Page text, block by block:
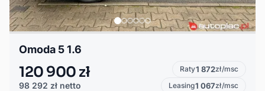
Omoda 5 1.6
120 900 zł
98 292 zł netto
Raty1 872zł/msc
Leasing1 067zł/msc